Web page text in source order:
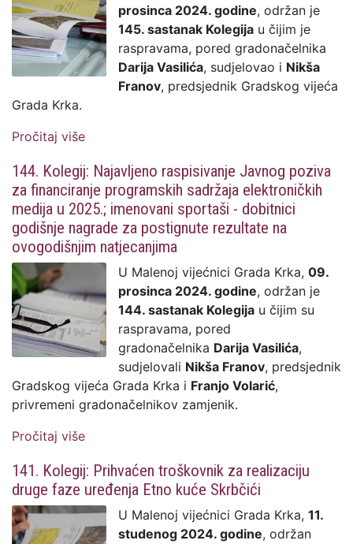
prosinca 2024. godine, održan je
145. sastanak Kolegija u čijim je
raspravama, pored gradonačelnika
Darija Vasilića, sudjelovao i Nikša
Franov, predsjednik Gradskog vijeća
Grada Krka.
Pročitaj više
potreba u 2025. godinu; prijaviteljima će
na raspolaganju biti ukupan budžet od
480.500,00 eura
144. Kolegij: Najavljeno raspisivanje Javnog poziva
za financiranje programskih sadržaja elektroničkih
medija u 2025.; imenovani sportaši - dobitnici
godišnje nagrade za postignute rezultate na
ovogodišnjim natjecanjima
U Malenoj vijećnici Grada Krka, 09.
prosinca 2024. godine, održan je
144. sastanak Kolegija u čijim su
raspravama, pored
gradonačelnika Darija Vasilića,
sudjelovali Nikša Franov, predsjednik
Gradskog vijeća Grada Krka i Franjo Volarić,
privremeni gradonačelnikov zamjenik.
Pročitaj više
programskih sadržaja elektroničkih medija
u 2025.; imenovani sportaši - dobitnici
godišnje nagrade za postignute rezultate
na ovogodišnjim natjecanjima
141. Kolegij: Prihvaćen troškovnik za realizaciju
druge faze uređenja Etno kuće Skrbčići
U Malenoj vijećnici Grada Krka, 11.
studenog 2024. godine, održan